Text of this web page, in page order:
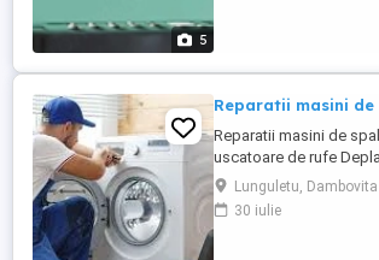
5
Reparatii masini
Reparatii masini de
uscatoare de rufe
737_981_914 Transport
ORIGINALE
Lunguletu, Dambovita
30 iulie